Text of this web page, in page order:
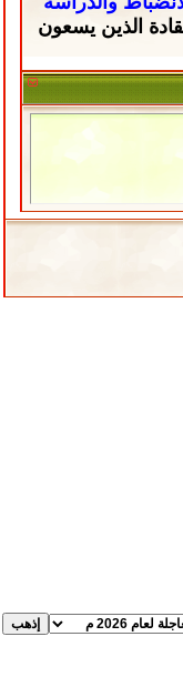
الذين يسعون